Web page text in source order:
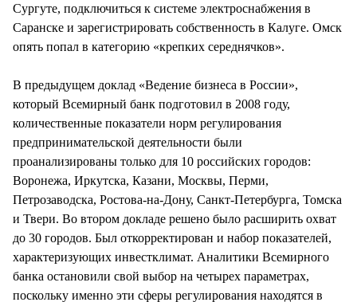
Сургуте, подключиться к системе электроснабжения в
Саранске и зарегистрировать собственность в Калуге. Омск
опять попал в категорию «крепких середнячков».
В предыдущем доклад «Ведение бизнеса в России»,
который Всемирный банк подготовил в 2008 году,
количественные показатели норм регулирования
предпринимательской деятельности были
проанализированы только для 10 российских городов:
Воронежа, Иркутска, Казани, Москвы, Перми,
Петрозаводска, Ростова-на-Дону, Санкт-Петербурга, Томска
и Твери. Во втором докладе решено было расширить охват
до 30 городов. Был откорректирован и набор показателей,
характеризующих инвестклимат. Аналитики Всемирного
банка остановили свой выбор на четырех параметрах,
поскольку именно эти сферы регулирования находятся в